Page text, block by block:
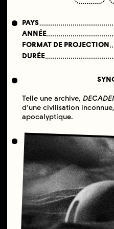
PAYS
ANNÉE
FORMAT DE PROJECTION
DURÉE
Telle une archive,
d’une civilisation
apocalyptique.